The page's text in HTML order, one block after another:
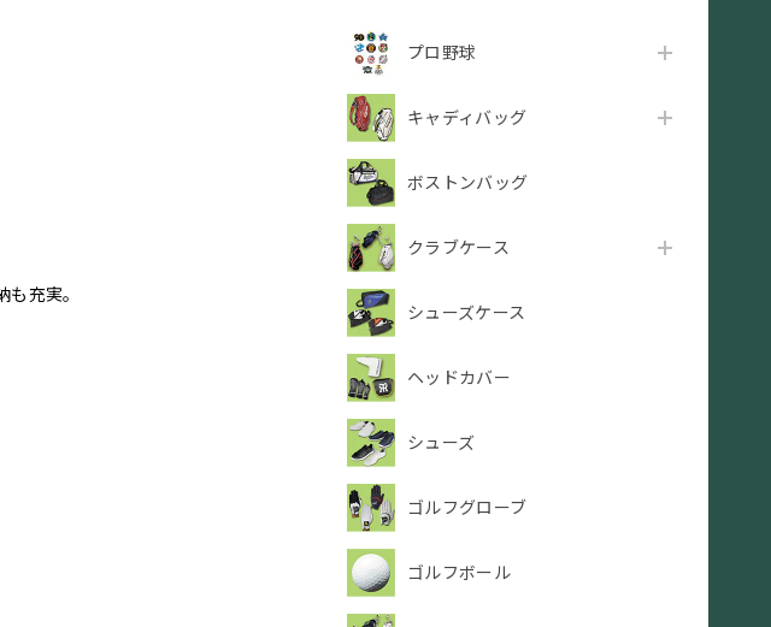
プロ野球
キャディバッグ
ボストンバッグ
クラブケース
シューズケース
ヘッドカバー
シューズ
ゴルフグローブ
ゴルフボール
充実。